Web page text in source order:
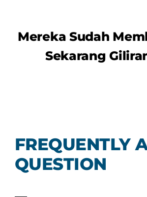
Mereka Sudah
Sekarang
FREQUENTLY
QUESTION